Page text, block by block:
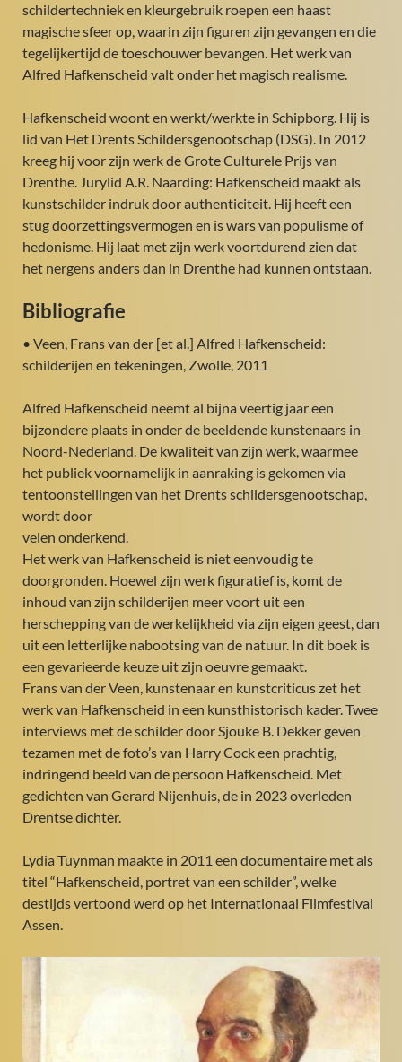
schildertechniek en kleurgebruik roepen een haast
magische sfeer op, waarin zijn figuren zijn gevangen en die
tegelijkertijd de toeschouwer bevangen. Het werk van
Alfred Hafkenscheid valt onder het magisch realisme.
Hafkenscheid woont en werkt/werkte in Schipborg. Hij is
lid van Het Drents Schildersgenootschap (DSG). In 2012
kreeg hij voor zijn werk de Grote Culturele Prijs van
Drenthe. Jurylid A.R. Naarding: Hafkenscheid maakt als
kunstschilder indruk door authenticiteit. Hij heeft een
stug doorzettingsvermogen en is wars van populisme of
hedonisme. Hij laat met zijn werk voortdurend zien dat
het nergens anders dan in Drenthe had kunnen ontstaan.
Bibliografie
• Veen, Frans van der [et al.] Alfred Hafkenscheid:
schilderijen en tekeningen, Zwolle, 2011
Alfred Hafkenscheid neemt al bijna veertig jaar een
bijzondere plaats in onder de beeldende kunstenaars in
Noord-Nederland. De kwaliteit van zijn werk, waarmee
het publiek voornamelijk in aanraking is gekomen via
tentoonstellingen van het Drents schildersgenootschap,
wordt door
velen onderkend.
Het werk van Hafkenscheid is niet eenvoudig te
doorgronden. Hoewel zijn werk figuratief is, komt de
inhoud van zijn schilderijen meer voort uit een
herschepping van de werkelijkheid via zijn eigen geest, dan
uit een letterlijke nabootsing van de natuur. In dit boek is
een gevarieerde keuze uit zijn oeuvre gemaakt.
Frans van der Veen, kunstenaar en kunstcriticus zet het
werk van Hafkenscheid in een kunsthistorisch kader. Twee
interviews met de schilder door Sjouke B. Dekker geven
tezamen met de foto’s van Harry Cock een prachtig,
indringend beeld van de persoon Hafkenscheid. Met
gedichten van Gerard Nijenhuis, de in 2023 overleden
Drentse dichter.
Lydia Tuynman maakte in 2011 een documentaire met als
titel “Hafkenscheid, portret van een schilder”, welke
destijds vertoond werd op het Internationaal Filmfestival
Assen.